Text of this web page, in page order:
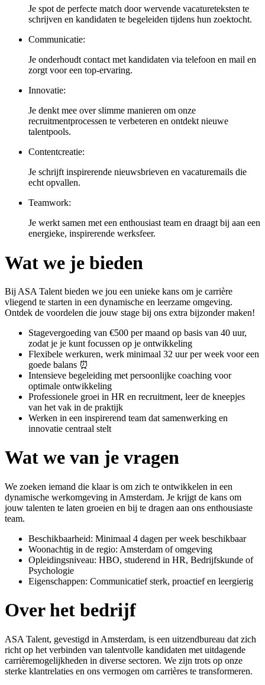
Je spot de perfecte match door wervende vacatureteksten te
schrijven en kandidaten te begeleiden tijdens hun zoektocht.
Communicatie:
Je onderhoudt contact met kandidaten via telefoon en mail en
zorgt voor een top-ervaring.
Innovatie:
Je denkt mee over slimme manieren om onze
recruitmentprocessen te verbeteren en ontdekt nieuwe
talentpools.
Contentcreatie:
Je schrijft inspirerende nieuwsbrieven en vacaturemails die
echt opvallen.
Teamwork:
Je werkt samen met een enthousiast team en draagt bij aan een
energieke, inspirerende werksfeer.
Wat we je bieden
Bij ASA Talent bieden we jou een unieke kans om je carrière
vliegend te starten in een dynamische en leerzame omgeving.
Ontdek de voordelen die jouw stage bij ons extra bijzonder maken!
Stagevergoeding van €500 per maand op basis van 40 uur,
zodat je je kunt focussen op je ontwikkeling
Flexibele werkuren, werk minimaal 32 uur per week voor een
goede balans ⏰
Intensieve begeleiding met persoonlijke coaching voor
optimale ontwikkeling
Professionele groei in HR en recruitment, leer de kneepjes
van het vak in de praktijk
Werken in een inspirerend team dat samenwerking en
innovatie centraal stelt
Wat we van je vragen
We zoeken iemand die klaar is om zich te ontwikkelen in een
dynamische werkomgeving in Amsterdam. Je krijgt de kans om
jouw talenten te laten groeien en bij te dragen aan ons enthousiaste
team.
Beschikbaarheid: Minimaal 4 dagen per week beschikbaar
Woonachtig in de regio: Amsterdam of omgeving
Opleidingsniveau: HBO, studerend in HR, Bedrijfskunde of
Psychologie
Eigenschappen: Communicatief sterk, proactief en leergierig
Over het bedrijf
ASA Talent, gevestigd in Amsterdam, is een uitzendbureau dat zich
richt op het verbinden van talentvolle kandidaten met uitdagende
carrièremogelijkheden in diverse sectoren. We zijn trots op onze
sterke klantrelaties en ons vermogen om carrières te transformeren.